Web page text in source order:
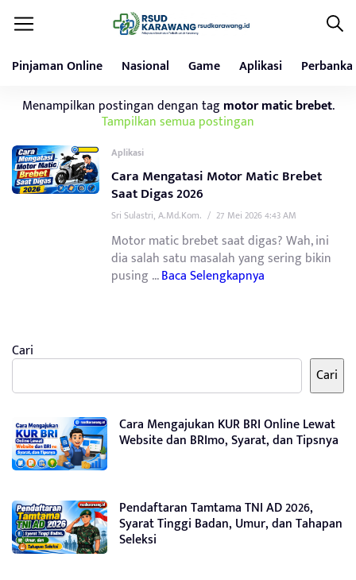
Pinjaman Online Nasional Game Aplikasi
Menampilkan postingan dengan tagmotor matic brebet.
Tampilkan semua postingan
Aplikasi
Cara Mengatasi Motor Matic Brebet
Saat Digas 2026
Sri Sulastri, A.Md.Kom. / 27 Mei 2026 4:43 AM
Motor matic brebet saat digas? Wah, ini
dia salah satu masalah yang sering bikin
pusing ...Baca Selengkapnya
Cari
Cari
Cara Mengajukan KUR BRI Online Lewat
Website dan BRImo, Syarat, dan Tipsnya
Pendaftaran Tamtama TNI AD 2026,
Syarat Tinggi Badan, Umur, dan Tahapan
Seleksi